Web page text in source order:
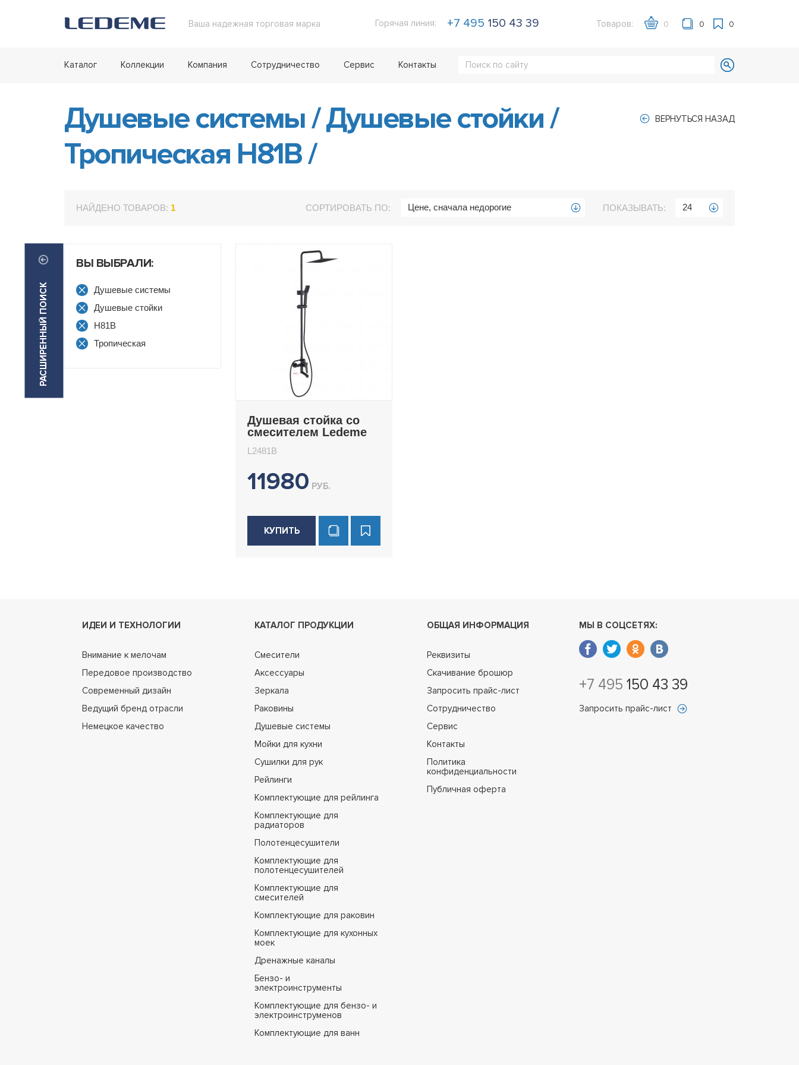
Ваша надежная торговая марка Горячая линия: +7 495 150 43 39 Товаров: 0 0 0
Каталог Коллекции Компания Сотрудничество Сервис Контакты
ВЕРНУТЬСЯ НАЗАД
Душевые системы/Душевые стойки/
Тропическая H81B/
НАЙДЕНО ТОВАРОВ: 1 СОРТИРОВАТЬ ПО: Цене, сначала недорогие ПОКАЗЫВАТЬ: 24
РАСШИРЕННЫЙ ПОИСК
ВЫ ВЫБРАЛИ:
Душевые системы
Душевые стойки
H81B
Тропическая
Душевая стойка со
смесителем Ledeme
L2481B
11980 РУБ.
КУПИТЬ
ИДЕИ И ТЕХНОЛОГИИ
Внимание к мелочам
Передовое производство
Современный дизайн
Ведущий бренд отрасли
Немецкое качество
КАТАЛОГ ПРОДУКЦИИ
Смесители
Аксессуары
Зеркала
Раковины
Душевые системы
Мойки для кухни
Сушилки для рук
Рейлинги
Комплектующие для рейлинга
Комплектующие для
радиаторов
Полотенцесушители
Комплектующие для
полотенцесушителей
Комплектующие для
смесителей
Комплектующие для раковин
Комплектующие для кухонных
моек
Дренажные каналы
Бензо- и
электроинструменты
Комплектующие для бензо- и
электроинструменов
Комплектующие для ванн
ОБЩАЯ ИНФОРМАЦИЯ
Реквизиты
Скачивание брошюр
Запросить прайс-лист
Сотрудничество
Сервис
Контакты
Политика
конфиденциальности
Публичная оферта
МЫ В СОЦСЕТЯХ:
+7 495 150 43 39
Запросить прайс-лист